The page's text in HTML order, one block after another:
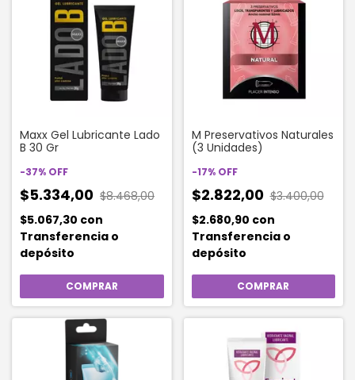
Maxx Gel Lubricante Lado
B 30 Gr
-37% OFF
$5.334,00 $8.468,00
$5.067,30 con
Transferencia o
depósito
M Preservativos Naturales
(3 Unidades)
-17% OFF
$2.822,00 $3.400,00
$2.680,90 con
Transferencia o
depósito